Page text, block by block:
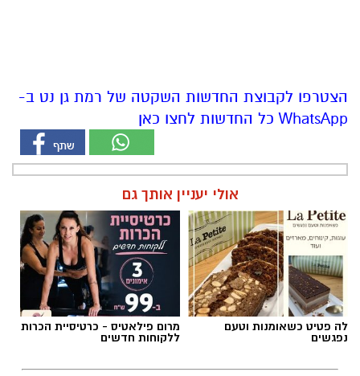
הצטרפו לקבוצת החדשות השקטה של רמת גן נט ב-
WhatsApp כל החדשות לחצו כאן
אולי יעניין אותך גם
לה פטיט כשאומנות וטעם
נפגשים
מרום פילאטיס - כרטיסיית הכרות
ללקוחות חדשים